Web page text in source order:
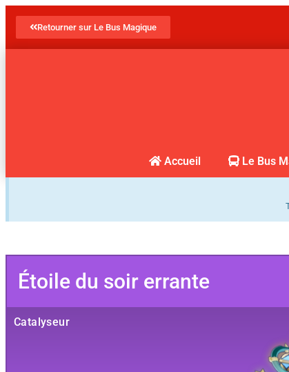
Retourner sur Le Bus Magique
Accueil Le Bus
Étoile du soir errante
Catalyseur